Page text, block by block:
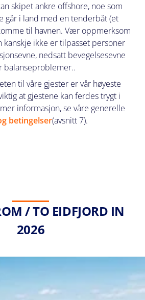
skipet ankre offshore, noe som
går i land med en tenderbåt (et
til havnen. Vær oppmerksom
kanskje ikke er tilpasset personer
nedsatt bevegelsesevne
balanseproblemer..
til våre gjester er vår høyeste
at gjestene kan ferdes trygt i
informasjon, se våre generelle
betingelser(avsnitt 7).
/ TO EIDFJORD IN
2026